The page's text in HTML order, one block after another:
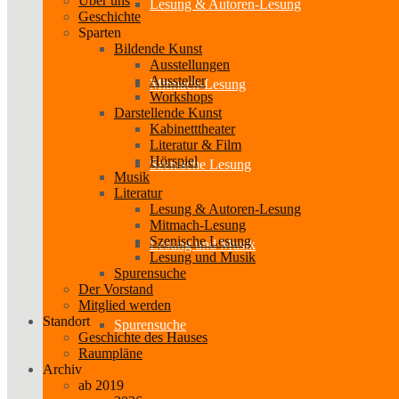
Lesung & Autoren-Lesung
Mitmach-Lesung
Szenische Lesung
Lesung und Musik
Spurensuche
Geschichte
Sparten
Bildende Kunst
Ausstellungen
Aussteller
Workshops
Darstellende Kunst
Kabinetttheater
Literatur & Film
Hörspiel
Musik
Literatur
Lesung & Autoren-Lesung
Mitmach-Lesung
Szenische Lesung
Lesung und Musik
Spurensuche
Der Vorstand
Mitglied werden
Standort
Geschichte des Hauses
Raumpläne
Archiv
ab 2019